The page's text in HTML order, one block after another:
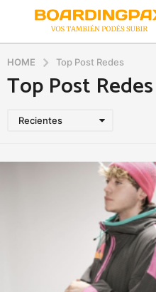
HOME Top Post Redes
Top Post Redes
Recientes